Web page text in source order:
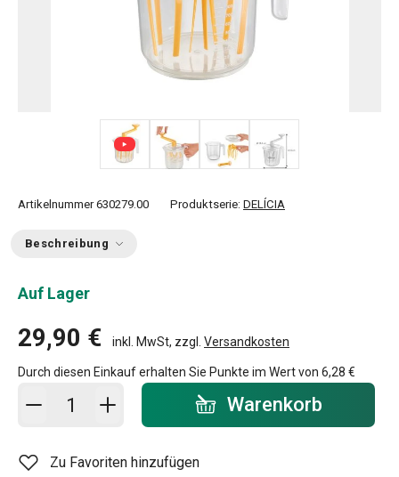
Artikelnummer 630279.00 Produktserie: DELÍCIA
Beschreibung
Auf Lager
29,90 € inkl. MwSt, zzgl. Versandkosten
Durch diesen Einkauf erhalten Sie Punkte im Wert von 6,28 €
In den Warenkorb - Menge Warenkorb
Zu Favoriten hinzufügen